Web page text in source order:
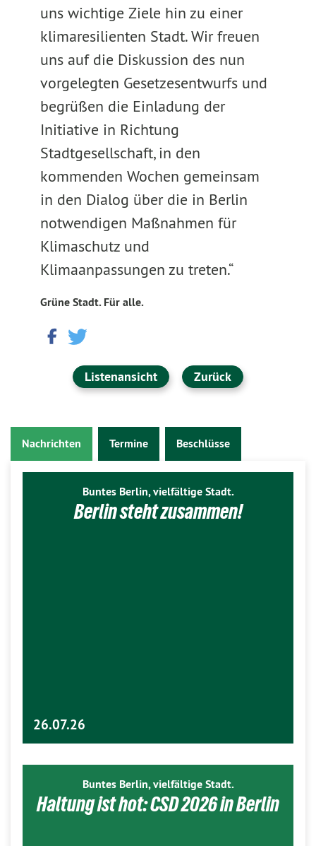
uns wichtige Ziele hin zu einer
klimaresilienten Stadt. Wir freuen
uns auf die Diskussion des nun
vorgelegten Gesetzesentwurfs und
begrüßen die Einladung der
Initiative in Richtung
Stadtgesellschaft, in den
kommenden Wochen gemeinsam
in den Dialog über die in Berlin
notwendigen Maßnahmen für
Klimaschutz und
Klimaanpassungen zu treten.“
Grüne Stadt. Für alle.
Listenansicht Zurück
Nachrichten Termine Beschlüsse
Buntes Berlin, vielfältige Stadt.
Berlin steht zusammen!
26.07.26
Buntes Berlin, vielfältige Stadt.
Haltung ist hot: CSD 2026 in Berlin